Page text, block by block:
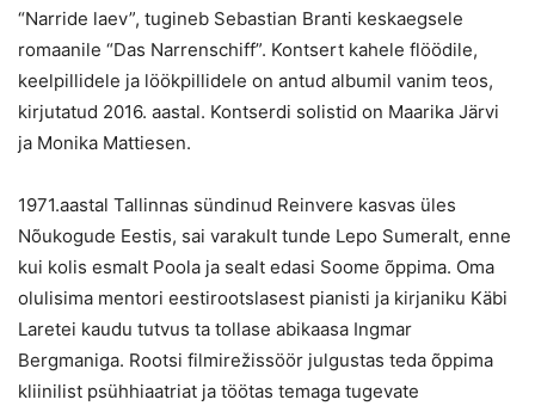
“Narride laev”, tugineb Sebastian Branti keskaegsele
romaanile “Das Narrenschiff”. Kontsert kahele flöödile,
keelpillidele ja löökpillidele on antud albumil vanim teos,
kirjutatud 2016. aastal. Kontserdi solistid on Maarika Järvi
ja Monika Mattiesen.
1971.aastal Tallinnas sündinud Reinvere kasvas üles
Nõukogude Eestis, sai varakult tunde Lepo Sumeralt, enne
kui kolis esmalt Poola ja sealt edasi Soome õppima. Oma
olulisima mentori eestirootslasest pianisti ja kirjaniku Käbi
Laretei kaudu tutvus ta tollase abikaasa Ingmar
Bergmaniga. Rootsi filmirežissöör julgustas teda õppima
kliinilist psühhiaatriat ja töötas temaga tugevate